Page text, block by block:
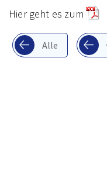
Hier geht es zum
Alle